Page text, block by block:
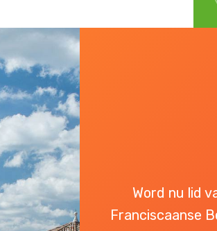
Word nu lid
Franciscaanse